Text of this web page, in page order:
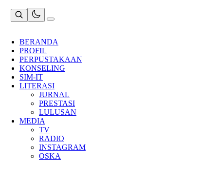
BERANDA
PROFIL
PERPUSTAKAAN
KONSELING
SIM-IT
LITERASI
JURNAL
PRESTASI
LULUSAN
MEDIA
TV
RADIO
INSTAGRAM
OSKA